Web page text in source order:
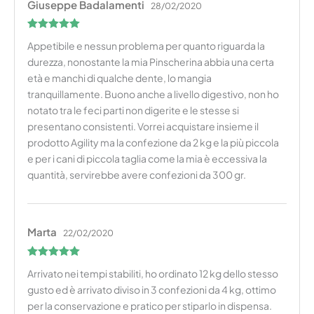
l’appetibilità. Successivamente, un quantitativo per 7/14
giorni per definirne la corretta digeribilità. Una volta
definita la digeribilità della ricetta, come per noi umani e
come in natura, una dieta varia e ricca (di nutrienti e
consistenze, L.A.N. , complementi, snack intelligenti e
masticativi naturali) saranno una scelta ottimale per un
metabolismo sempre attivo.
Prodotto su ordinazione senza conservanti, se ne
consiglia il consumo entro 30/45 giorni dalla data di
apertura della confezione. Al fine di avere un alimento
quanto più fresco e fragrante possibile.
asciutto. Dopo l’apertura si può utilizzare la confezione
originale e ripiegare semplicemente l’estremità
superiore.
Consigli di conservazione →
Packaging
Le confezioni superiori a 4kg sono formate da confezioni
multiple di 4kg.
su 5
Giuseppe Badalamenti 28/02/2020
Appetibile e nessun problema per quanto riguarda la
durezza, nonostante la mia Pinscherina abbia una certa
età e manchi di qualche dente, lo mangia
tranquillamente. Buono anche a livello digestivo, non ho
notato tra le feci parti non digerite e le stesse si
presentano consistenti. Vorrei acquistare insieme il
prodotto Agility ma la confezione da 2 kg e la più piccola
e per i cani di piccola taglia come la mia è eccessiva la
quantità, servirebbe avere confezioni da 300 gr.
su 5
Marta 22/02/2020
Arrivato nei tempi stabiliti, ho ordinato 12 kg dello stesso
gusto ed è arrivato diviso in 3 confezioni da 4 kg, ottimo
per la conservazione e pratico per stiparlo in dispensa.